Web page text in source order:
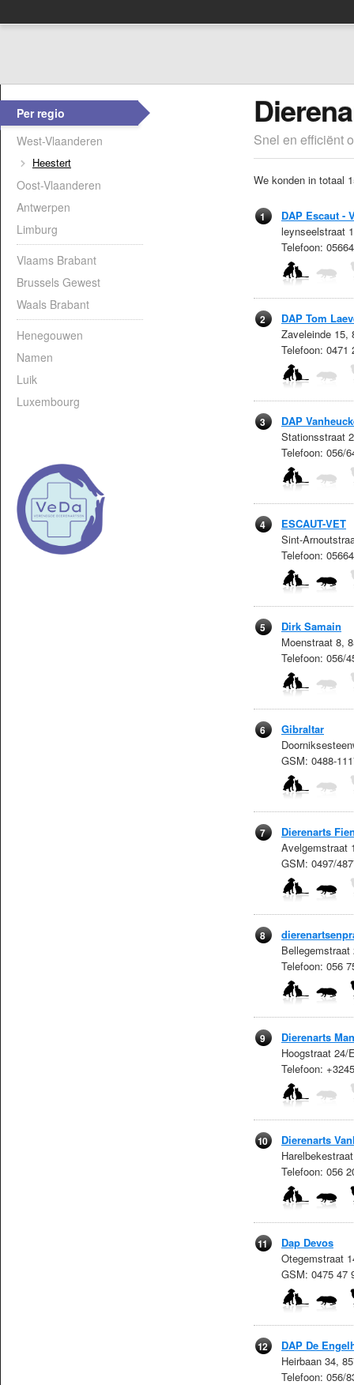
Per regio
West-Vlaanderen
Heestert
Oost-Vlaanderen
Antwerpen
Limburg
Vlaams Brabant
Brussels Gewest
Waals Brabant
Henegouwen
Namen
Luik
Luxembourg
Snel en efficiënt
We konden in totaal
1
DAP Escaut -
leynseelstraat
Telefoon:
2
DAP Tom
Zaveleinde 15,
Telefoon:
3
DAP
Stationsstraat
Telefoon: 056/
4
ESCAUT-VET
Sint-
Telefoon:
5
Dirk Samain
Moenstraat 8,
Telefoon: 056/
6
Gibraltar
GSM: 0488-
7
Dierenarts
Avelgemstraat
GSM: 0497/
8
Bellegemstraat
Telefoon: 056
9
Dierenarts
Hoogstraat 24/
Telefoon:
10
Dierenarts
Telefoon: 056
11
Dap Devos
Otegemstraat
GSM: 0475 47
12
DAP De
Heirbaan 34,
Telefoon: 056/